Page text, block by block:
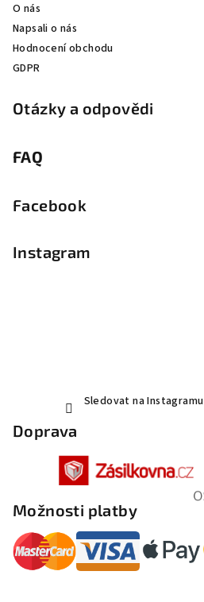
O nás
Napsali o nás
Hodnocení obchodu
GDPR
Otázky a odpovědi
FAQ
Facebook
Instagram
Sledovat na Instagramu
Doprava
Možnosti platby